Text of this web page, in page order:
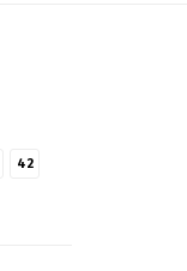
42